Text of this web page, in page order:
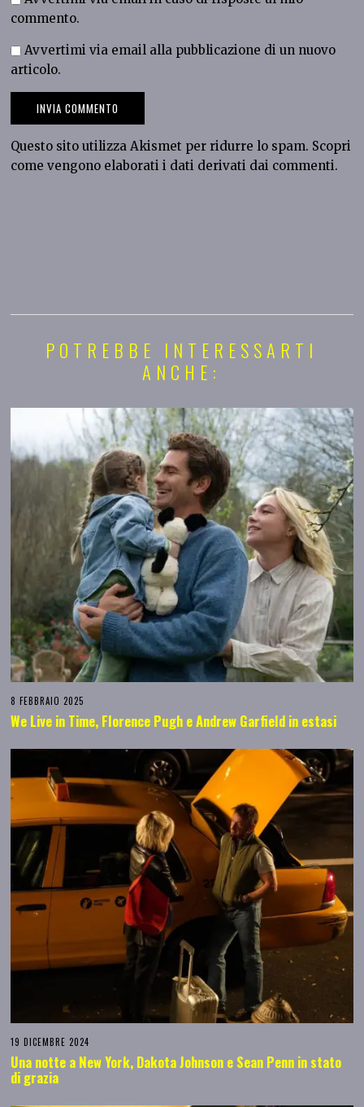
commento.
Avvertimi via email alla pubblicazione di un nuovo
articolo.
Questo sito utilizza Akismet per ridurre lo spam. Scopri
come vengono elaborati i dati derivati dai commenti.
POTREBBE INTERESSARTI
ANCHE:
8 FEBBRAIO 2025
We Live in Time, Florence Pugh e Andrew Garfield in estasi
19 DICEMBRE 2024
Una notte a New York, Dakota Johnson e Sean Penn in stato
di grazia